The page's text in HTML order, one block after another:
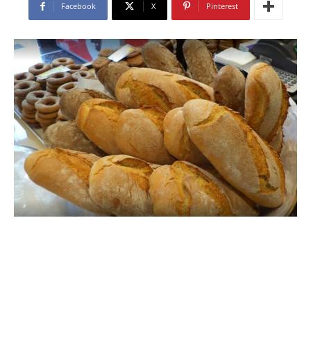
Facebook X Pinterest